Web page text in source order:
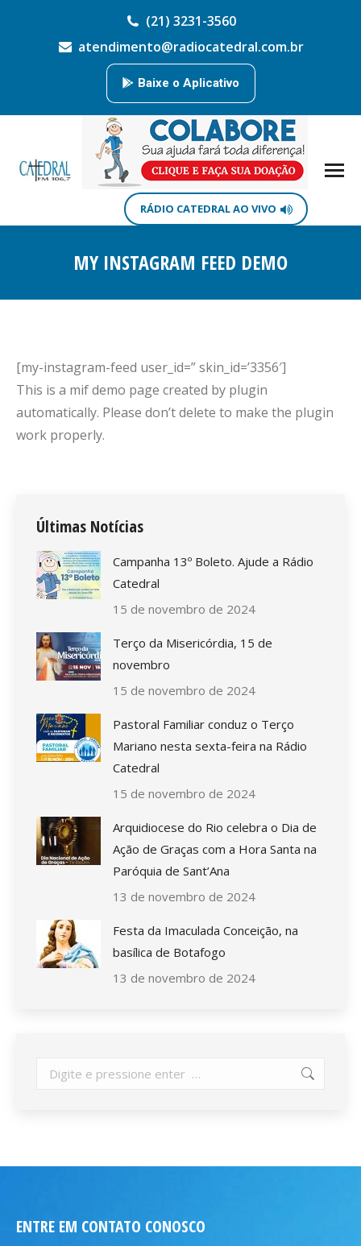
(21) 3231-3560
atendimento@radiocatedral.com.br
Baixe o Aplicativo
RÁDIO CATEDRAL AO VIVO
MY INSTAGRAM FEED DEMO
[my-instagram-feed user_id=” skin_id=’3356′]
This is a mif demo page created by plugin
automatically. Please don’t delete to make the plugin
work properly.
Últimas Notícias
Campanha 13º Boleto. Ajude a Rádio
Catedral
15 de novembro de 2024
Terço da Misericórdia, 15 de
novembro
15 de novembro de 2024
Pastoral Familiar conduz o Terço
Mariano nesta sexta-feira na Rádio
Catedral
15 de novembro de 2024
Arquidiocese do Rio celebra o Dia de
Ação de Graças com a Hora Santa na
Paróquia de Sant’Ana
13 de novembro de 2024
Festa da Imaculada Conceição, na
basílica de Botafogo
13 de novembro de 2024
Search:
ENTRE EM CONTATO CONOSCO